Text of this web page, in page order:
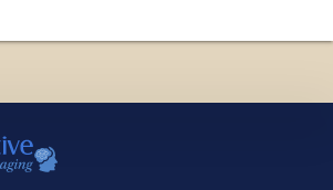
客様による当サイトの利用状況を
てるため、またはマーケティング